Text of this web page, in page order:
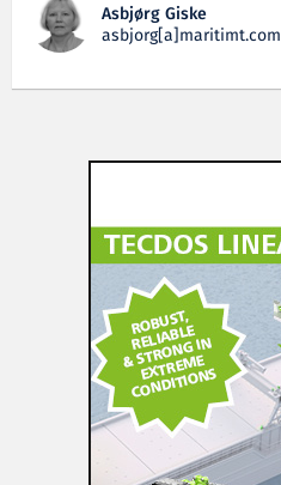
Asbjørg Giske
asbjorg[a]maritimt.com